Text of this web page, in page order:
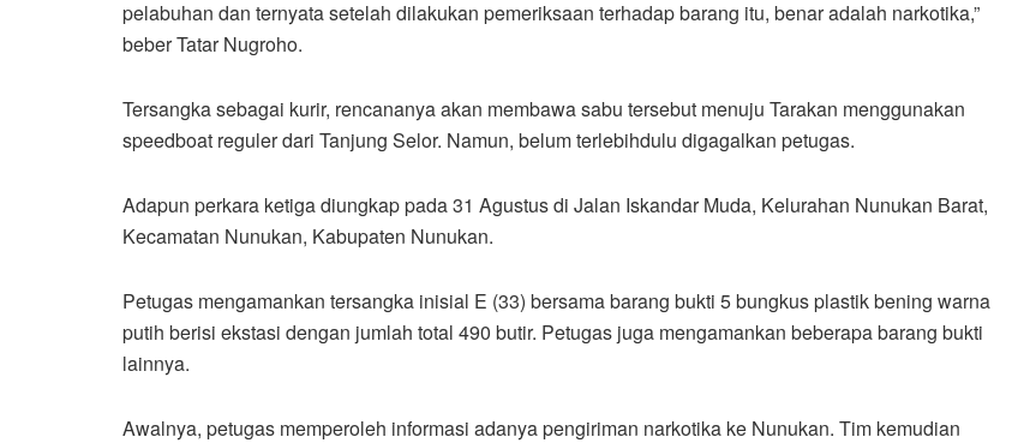
pelabuhan dan ternyata setelah dilakukan pemeriksaan terhadap barang itu, benar adalah narkotika,”
beber Tatar Nugroho.
Tersangka sebagai kurir, rencananya akan membawa sabu tersebut menuju Tarakan menggunakan
speedboat reguler dari Tanjung Selor. Namun, belum terlebihdulu digagalkan petugas.
Adapun perkara ketiga diungkap pada 31 Agustus di Jalan Iskandar Muda, Kelurahan Nunukan Barat,
Kecamatan Nunukan, Kabupaten Nunukan.
Petugas mengamankan tersangka inisial E (33) bersama barang bukti 5 bungkus plastik bening warna
putih berisi ekstasi dengan jumlah total 490 butir. Petugas juga mengamankan beberapa barang bukti
lainnya.
Awalnya, petugas memperoleh informasi adanya pengiriman narkotika ke Nunukan. Tim kemudian